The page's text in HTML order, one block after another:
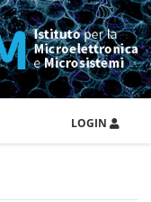
LOGIN